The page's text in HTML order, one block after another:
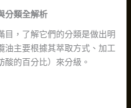
分類全解析
目，了解它們的分類是做出明
油主要根據其萃取方式、加工
的百分比）來分級。